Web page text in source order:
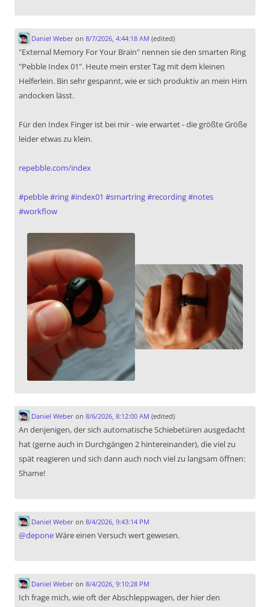
Daniel Weberon 8/7/2026, 4:44:18 AM (edited)
"External Memory For Your Brain" nennen sie den smarten Ring
"Pebble Index 01". Heute mein erster Tag mit dem kleinen
Helferlein. Bin sehr gespannt, wie er sich produktiv an mein Hirn
andocken lässt.
Für den Index Finger ist bei mir - wie erwartet - die größte Größe
leider etwas zu klein.
repebble.com/index
#pebble#ring#index01 #smartring#recording#notes
#workflow
Daniel Weberon 8/6/2026, 8:12:00 AM (edited)
An denjenigen, der sich automatische Schiebetüren ausgedacht
hat (gerne auch in Durchgängen 2 hintereinander), die viel zu
spät reagieren und sich dann auch noch viel zu langsam öffnen:
Shame!
Daniel Weberon 8/4/2026, 9:43:14 PM
@deponeWäre einen Versuch wert gewesen.
Daniel Weberon 8/4/2026, 9:10:28 PM
Ich frage mich, wie oft der Abschleppwagen, der hier den